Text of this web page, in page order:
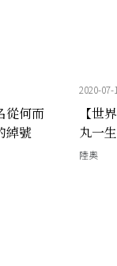
從何而
綽號
2020-07-
【世
丸一
城城
陸奧